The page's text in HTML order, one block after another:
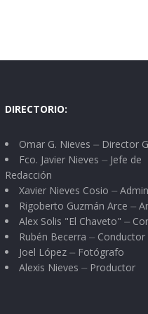
DIRECTORIO:
Omar G. Nieves ⏤ Director
Fco. Javier Nieves ⏤ Jefe de
Redacción
Xavier Nieves Cosio ⏤
Rigoberto Guzmán Arce ⏤
Alex Solis "El Chaveto" ⏤
Rubén Becerra ⏤ Conductor
Joel López ⏤ Fotógrafo
Alexis Nieves ⏤ Productor